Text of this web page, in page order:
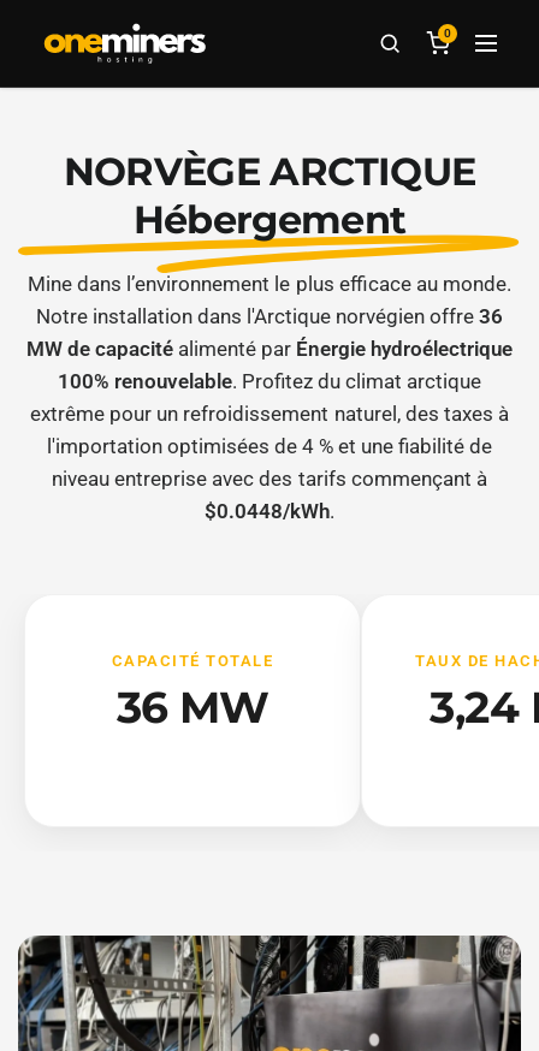
0
NORVÈGE ARCTIQUE
Hébergement
Mine dans l’environnement le plus efficace au monde.
Notre installation dans l'Arctique norvégien offre36
MW de capacitéalimenté par Énergie hydroélectrique
100% renouvelable. Profitez du climat arctique
extrême pour un refroidissement naturel, des taxes à
l'importation optimisées de 4 % et une fiabilité de
niveau entreprise avec des tarifs commençant à
$0.0448/kWh.
CAPACITÉ TOTALE
36 MW
TAUX DE
3,24